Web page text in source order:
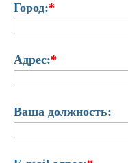
Город:*
Адрес:*
Ваша должность: